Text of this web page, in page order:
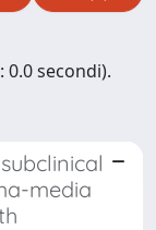
0.0 secondi).
media